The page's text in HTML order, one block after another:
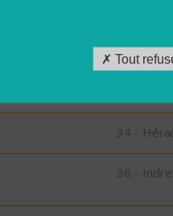
34 -
34 -
36 - Indre
Tout